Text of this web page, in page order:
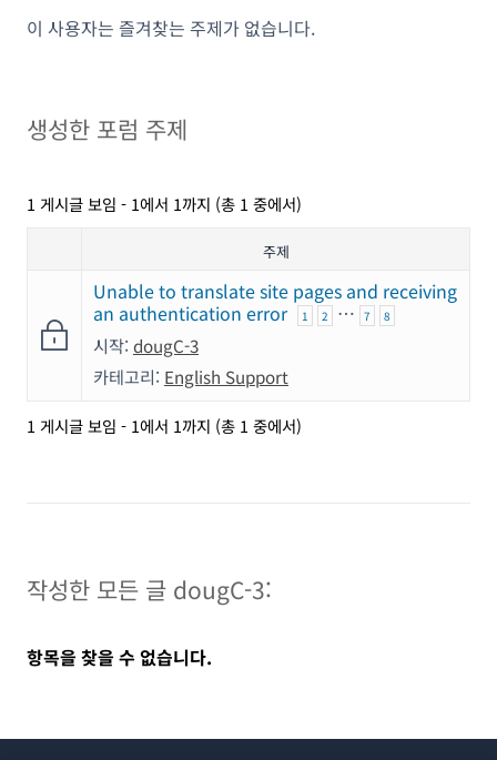
이 사용자는 즐겨찾는 주제가 없습니다.
생성한 포럼 주제
1 게시글 보임 - 1에서 1까지 (총 1 중에서)
주제
Unable to translate site pages and receiving
an authentication error
1 2 … 7 8
시작: dougC-3
카테고리: English Support
1 게시글 보임 - 1에서 1까지 (총 1 중에서)
작성한 모든 글 dougC-3:
항목을 찾을 수 없습니다.